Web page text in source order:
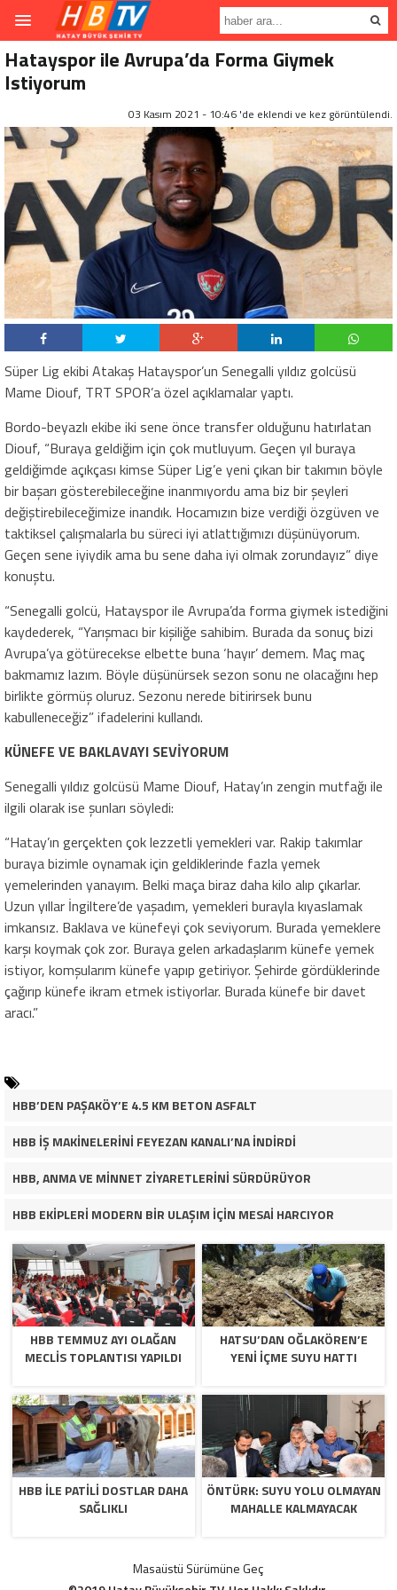
Hatayspor ile Avrupa’da Forma Giymek
Istiyorum
03 Kasım 2021 - 10:46 'de eklendi ve kez görüntülendi.
Süper Lig ekibi Atakaş Hatayspor’un Senegalli yıldız golcüsü
Mame Diouf, TRT SPOR’a özel açıklamalar yaptı.
Bordo-beyazlı ekibe iki sene önce transfer olduğunu hatırlatan
Diouf, “Buraya geldiğim için çok mutluyum. Geçen yıl buraya
geldiğimde açıkçası kimse Süper Lig’e yeni çıkan bir takımın böyle
bir başarı gösterebileceğine inanmıyordu ama biz bir şeyleri
değiştirebileceğimize inandık. Hocamızın bize verdiği özgüven ve
taktiksel çalışmalarla bu süreci iyi atlattığımızı düşünüyorum.
Geçen sene iyiydik ama bu sene daha iyi olmak zorundayız” diye
konuştu.
“Senegalli golcü, Hatayspor ile Avrupa’da forma giymek istediğini
kaydederek, “Yarışmacı bir kişiliğe sahibim. Burada da sonuç bizi
Avrupa’ya götürecekse elbette buna ‘hayır’ demem. Maç maç
bakmamız lazım. Böyle düşünürsek sezon sonu ne olacağını hep
birlikte görmüş oluruz. Sezonu nerede bitirirsek bunu
kabulleneceğiz” ifadelerini kullandı.
KÜNEFE VE BAKLAVAYI SEVİYORUM
Senegalli yıldız golcüsü Mame Diouf, Hatay’ın zengin mutfağı ile
ilgili olarak ise şunları söyledi:
“Hatay’ın gerçekten çok lezzetli yemekleri var. Rakip takımlar
buraya bizimle oynamak için geldiklerinde fazla yemek
yemelerinden yanayım. Belki maça biraz daha kilo alıp çıkarlar.
Uzun yıllar İngiltere’de yaşadım, yemekleri burayla kıyaslamak
imkansız. Baklava ve künefeyi çok seviyorum. Burada yemeklere
karşı koymak çok zor. Buraya gelen arkadaşlarım künefe yemek
istiyor, komşularım künefe yapıp getiriyor. Şehirde gördüklerinde
çağırıp künefe ikram etmek istiyorlar. Burada künefe bir davet
aracı.”
HBB’DEN PAŞAKÖY’E 4.5 KM BETON ASFALT
HBB İŞ MAKİNELERİNİ FEYEZAN KANALI’NA İNDİRDİ
HBB, ANMA VE MİNNET ZİYARETLERİNİ SÜRDÜRÜYOR
HBB EKİPLERİ MODERN BİR ULAŞIM İÇİN MESAİ HARCIYOR
HBB TEMMUZ AYI OLAĞAN
MECLİS TOPLANTISI YAPILDI
HATSU’DAN OĞLAKÖREN’E
YENİ İÇME SUYU HATTI
HBB İLE PATİLİ DOSTLAR DAHA
SAĞLIKLI
ÖNTÜRK: SUYU YOLU OLMAYAN
MAHALLE KALMAYACAK
Masaüstü Sürümüne Geç